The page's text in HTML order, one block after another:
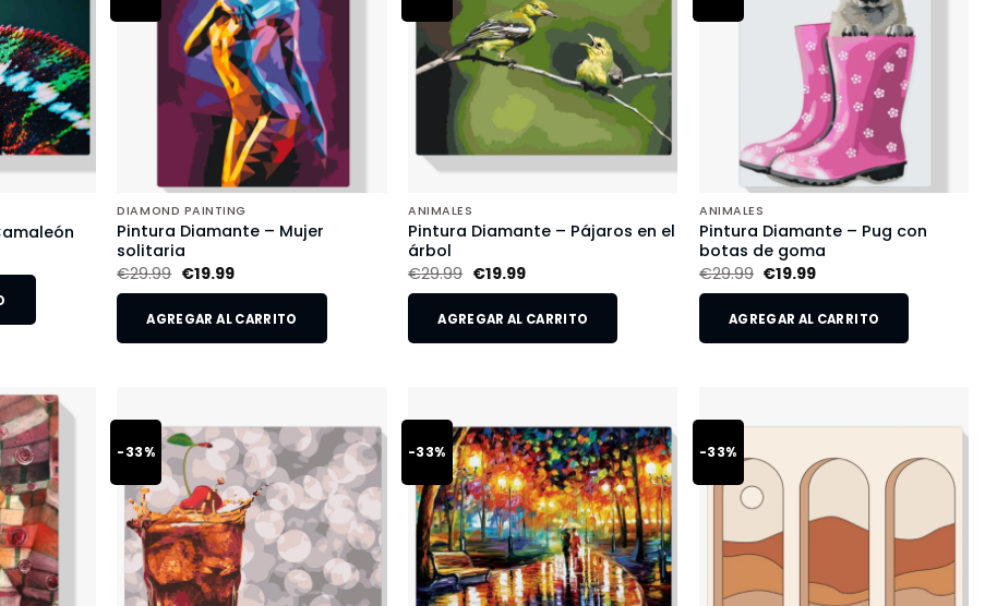
DIAMOND PAINTING
Pintura Diamante – Mujer
solitaria
€29.99 €19.99
AGREGAR AL CARRITO
ANIMALES
Pintura Diamante – Pájaros en el
árbol
€29.99 €19.99
AGREGAR AL CARRITO
ANIMALES
Pintura Diamante – Pug con
botas de goma
€29.99 €19.99
AGREGAR AL CARRITO
-33% -33% -33%